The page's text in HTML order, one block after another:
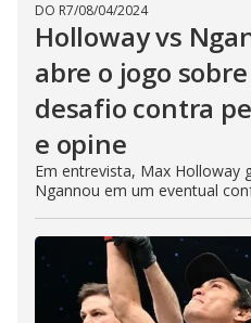
DO R7/08/04/2024
Holloway vs
abre o jogo
desafio contra
e opine
Em entrevista, Max Holloway
Ngannou em um eventual